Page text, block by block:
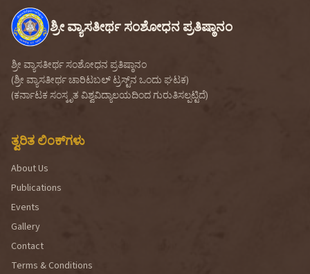
ಶ್ರೀ ವ್ಯಾಸತೀರ್ಥ ಸಂಶೋಧನ ಪ್ರತಿಷ್ಠಾನಂ
ಶ್ರೀ ವ್ಯಾಸತೀರ್ಥ ಸಂಶೋಧನ ಪ್ರತಿಷ್ಠಾನಂ
(ಶ್ರೀ ವ್ಯಾಸತೀರ್ಥ ಚಾರಿಟಬಲ್ ಟ್ರಸ್ಟ್‌ನ ಒಂದು ಘಟಕ)
(ಕರ್ನಾಟಕ ಸಂಸ್ಕೃತ ವಿಶ್ವವಿದ್ಯಾಲಯದಿಂದ ಗುರುತಿಸಲ್ಪಟ್ಟಿದೆ)
ತ್ವರಿತ ಲಿಂಕ್‌ಗಳು
About Us
Publications
Events
Gallery
Contact
Terms & Conditions